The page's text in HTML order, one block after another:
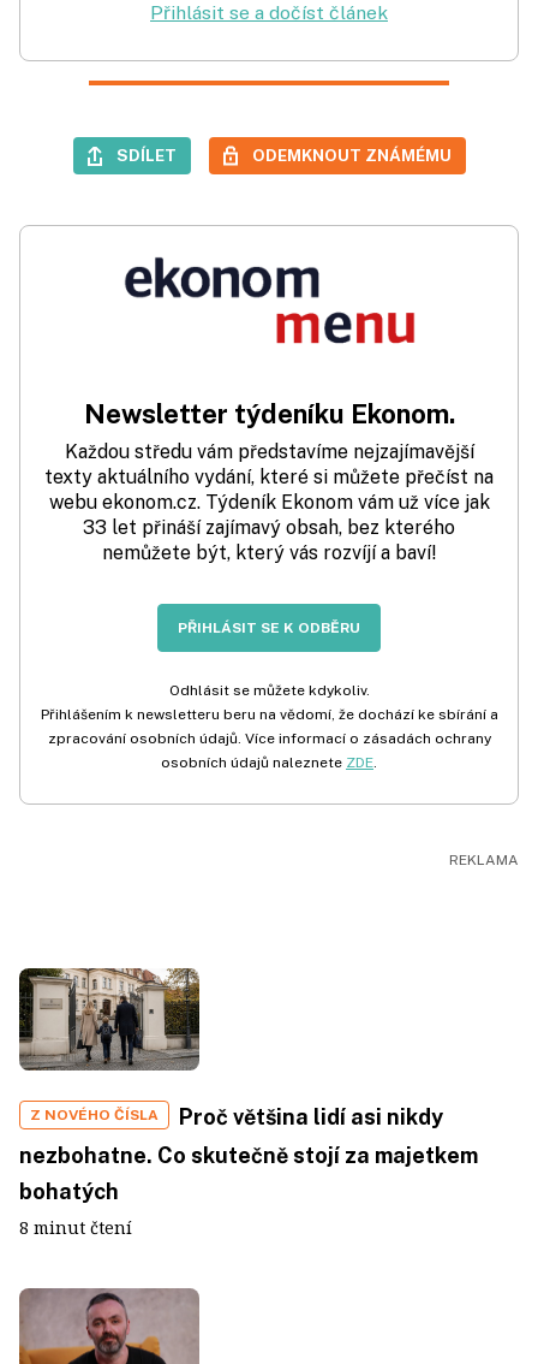
Přihlásit se a dočíst článek
SDÍLET ODEMKNOUT ZNÁMÉMU
Newsletter týdeníku Ekonom.
Každou středu vám představíme nejzajímavější
texty aktuálního vydání, které si můžete přečíst na
webu ekonom.cz. Týdeník Ekonom vám už více jak
33 let přináší zajímavý obsah, bez kterého
nemůžete být, který vás rozvíjí a baví!
PŘIHLÁSIT SE K ODBĚRU
Odhlásit se můžete kdykoliv.
Přihlášením k newsletteru beru na vědomí, že dochází ke sbírání a
zpracování osobních údajů. Více informací o zásadách ochrany
osobních údajů naleznete ZDE.
Z NOVÉHO ČÍSLA
Proč většina lidí asi nikdy
nezbohatne. Co skutečně stojí za majetkem
bohatých
8 minut čtení